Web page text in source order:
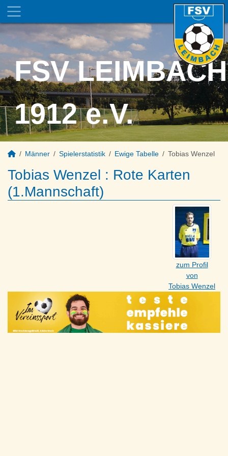
FSV LEIMBACH
1912 e.V.
Männer Spielerstatistik Ewige Tabelle Tobias Wenzel
Tobias Wenzel : Rote Karten
(1.Mannschaft)
zum Profil
von
Tobias Wenzel